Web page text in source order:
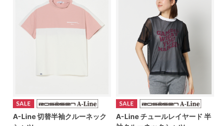
A-Line 切替半袖クルーネック
A-Line チュールレイヤード 半